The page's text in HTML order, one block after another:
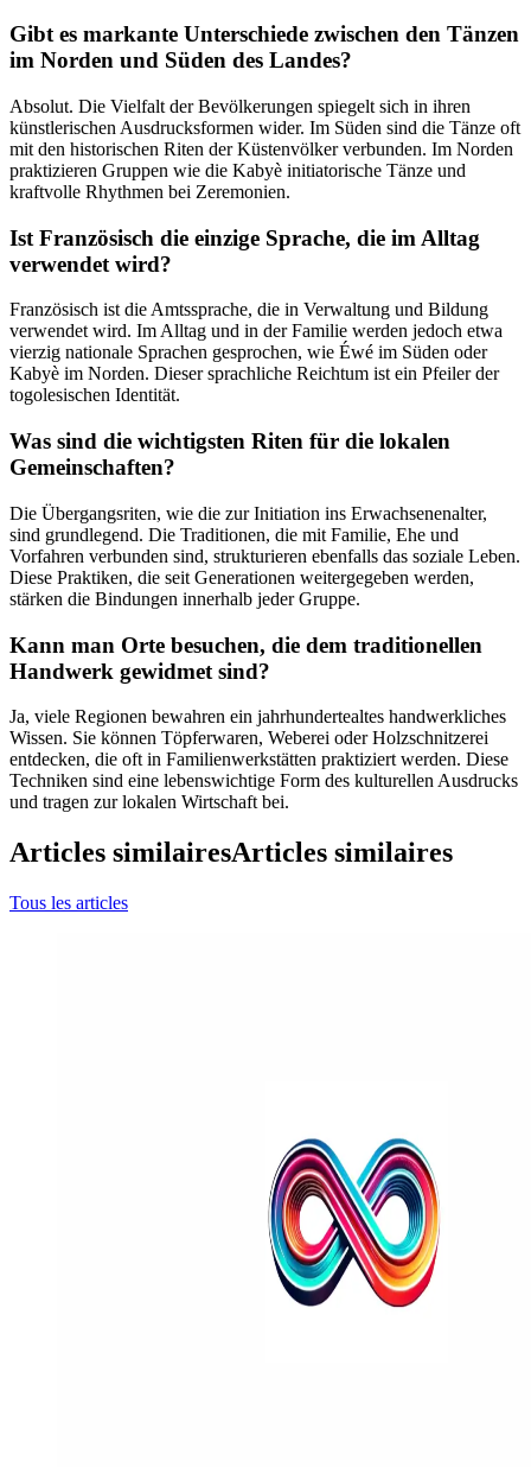
Gibt es markante Unterschiede zwischen den Tänzen
im Norden und Süden des Landes?
Absolut. Die Vielfalt der Bevölkerungen spiegelt sich in ihren
künstlerischen Ausdrucksformen wider. Im Süden sind die Tänze oft
mit den historischen Riten der Küstenvölker verbunden. Im Norden
praktizieren Gruppen wie die Kabyè initiatorische Tänze und
kraftvolle Rhythmen bei Zeremonien.
Ist Französisch die einzige Sprache, die im Alltag
verwendet wird?
Französisch ist die Amtssprache, die in Verwaltung und Bildung
verwendet wird. Im Alltag und in der Familie werden jedoch etwa
vierzig nationale Sprachen gesprochen, wie Éwé im Süden oder
Kabyè im Norden. Dieser sprachliche Reichtum ist ein Pfeiler der
togolesischen Identität.
Was sind die wichtigsten Riten für die lokalen
Gemeinschaften?
Die Übergangsriten, wie die zur Initiation ins Erwachsenenalter,
sind grundlegend. Die Traditionen, die mit Familie, Ehe und
Vorfahren verbunden sind, strukturieren ebenfalls das soziale Leben.
Diese Praktiken, die seit Generationen weitergegeben werden,
stärken die Bindungen innerhalb jeder Gruppe.
Kann man Orte besuchen, die dem traditionellen
Handwerk gewidmet sind?
Ja, viele Regionen bewahren ein jahrhundertealtes handwerkliches
Wissen. Sie können Töpferwaren, Weberei oder Holzschnitzerei
entdecken, die oft in Familienwerkstätten praktiziert werden. Diese
Techniken sind eine lebenswichtige Form des kulturellen Ausdrucks
und tragen zur lokalen Wirtschaft bei.
Articles similairesArticles similaires
Tous les articles